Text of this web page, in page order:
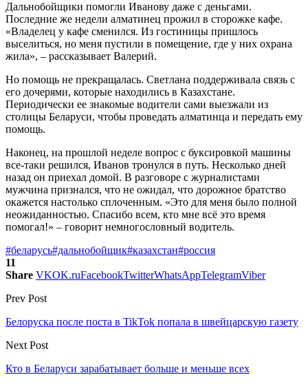
Дальнобойщики помогли Иванову даже с деньгами.
Последние же недели алматинец прожил в сторожке кафе.
«Владелец у кафе сменился. Из гостиницы пришлось
выселиться, но меня пустили в помещение, где у них охрана
жила», – рассказывает Валерий.
Но помощь не прекращалась. Светлана поддерживала связь с
его дочерями, которые находились в Казахстане.
Периодически ее знакомые водители сами выезжали из
столицы Беларуси, чтобы проведать алматинца и передать ему
помощь.
Наконец, на прошлой неделе вопрос с буксировкой машины
все-таки решился, Иванов тронулся в путь. Несколько дней
назад он приехал домой. В разговоре с журналистами
мужчина признался, что не ожидал, что дорожное братство
окажется настолько сплоченным. «Это для меня было полной
неожиданностью. Спасибо всем, кто мне всё это время
помогал!» – говорит немногословный водитель.
#беларусь#дальнобойщик#казахстан#россия
11
Share VKOK.ruFacebookTwitterWhatsAppTelegramViber
Prev Post
Белоруска после поста в TikTok попала в швейцарскую газету
Next Post
Кто в Беларуси зарабатывает больше и меньше всех